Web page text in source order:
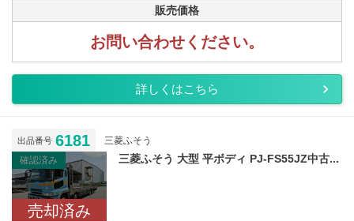
販売価格
お問い合わせください。
詳しくはこちら
出品番号 6181
三菱ふそう
確認済み
売却済み
三菱ふそう 大型 平ボディ PJ-FS55JZ中古...